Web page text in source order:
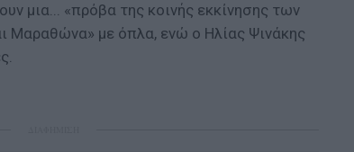
μια... «πρόβα της κοινής εκκίνησης των
Μαραθώνα» με όπλα, ενώ ο Ηλίας Ψινάκης